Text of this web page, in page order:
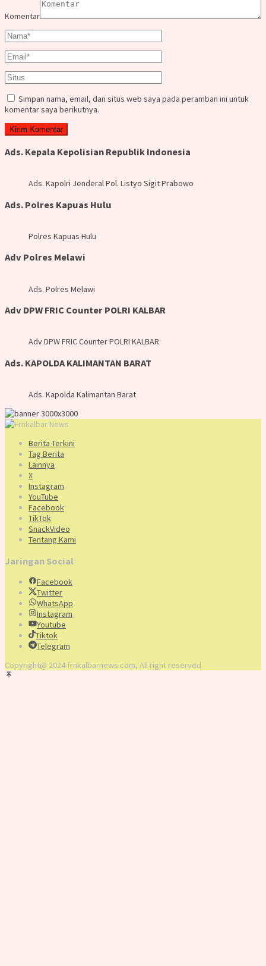
Komentar
Simpan nama, email, dan situs web saya pada peramban ini untuk
komentar saya berikutnya.
Ads. Kepala Kepolisian Republik Indonesia
Ads. Kapolri Jenderal Pol. Listyo Sigit Prabowo
Ads. Polres Kapuas Hulu
Polres Kapuas Hulu
Adv Polres Melawi
Ads. Polres Melawi
Adv DPW FRIC Counter POLRI KALBAR
Adv DPW FRIC Counter POLRI KALBAR
Ads. KAPOLDA KALIMANTAN BARAT
Ads. Kapolda Kalimantan Barat
Berita Terkini
Tag Berita
Lainnya
X
Instagram
YouTube
Facebook
TikTok
SnackVideo
Tentang Kami
Jaringan Social
Facebook
Twitter
WhatsApp
Instagram
Youtube
Tiktok
Telegram
Copyright@ 2024 frnkalbarnews.com, All right reserved